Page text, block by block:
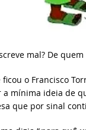
mal? De
ficou o Francisco
mínima ideia de
que por sinal